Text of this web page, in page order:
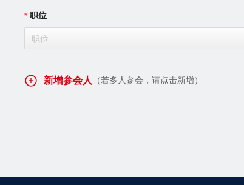
职位
职位
新增参会人 （若多人参会，请点击新增）